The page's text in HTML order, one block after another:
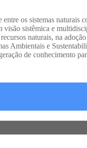
os sistemas naturais
visão sistêmica e
naturais, na
Ambientais e
de conhecimento